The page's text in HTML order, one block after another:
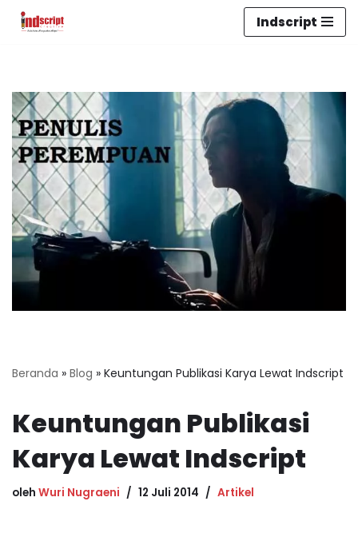
Indscript
Beranda » Blog » Keuntungan Publikasi Karya Lewat Indscript
Keuntungan Publikasi
Karya Lewat Indscript
oleh Wuri Nugraeni 12 Juli 2014 Artikel